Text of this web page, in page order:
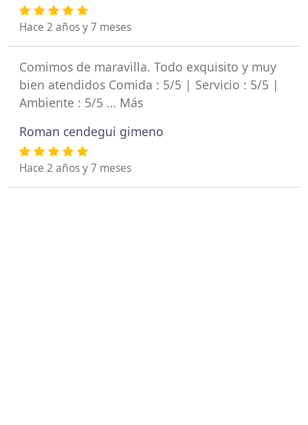
Hace 2 años y 7 meses
Comimos de maravilla. Todo exquisito y muy
bien atendidos Comida : 5/5 | Servicio : 5/5 |
Ambiente : 5/5 … Más
Roman cendegui gimeno
Hace 2 años y 7 meses